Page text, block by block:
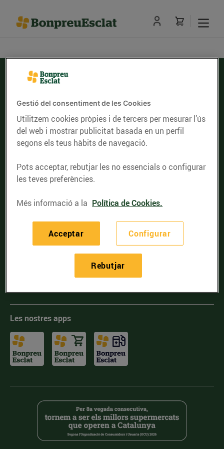
Serveis d'entrega de compra online
Comprovar el codi postal
Nosaltres
Targeta Client
Establiments
Incorpora't
Les nostres apps
Gestió del consentiment de les Cookies
Utilitzem cookies pròpies i de tercers per mesurar l’ús
del web i mostrar publicitat basada en un perfil
segons els teus hàbits de navegació.
Pots acceptar, rebutjar les no essencials o configurar
les teves preferències.
Més informació a la Política de Cookies.
Configurar
Rebutjar
Acceptar